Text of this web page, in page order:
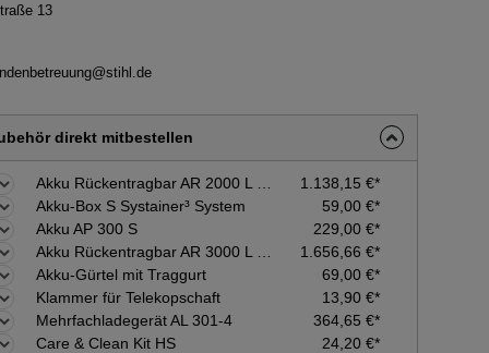
13
direkt mitbestellen
1.138,15 €*
Akku-Box S Systainer³ System
59,00 €*
Akku AP 300 S
229,00 €*
1.656,66 €*
Akku-Gürtel mit Traggurt
69,00 €*
Klammer für Telekopschaft
13,90 €*
Mehrfachladegerät AL 301-4
364,65 €*
Care & Clean Kit HS
24,20 €*